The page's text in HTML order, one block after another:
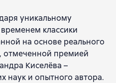
уникальному
классики
на основе реального
отмеченной премией
Киселёва –
наук и опытного автора.